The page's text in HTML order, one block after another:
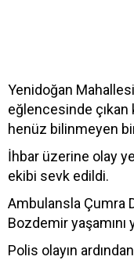
Yenidoğan
eğlencesinde
henüz bilinmeyen
İhbar üzerine olay
ekibi sevk edildi.
Ambulansla Çumra
Bozdemir yaşamını
Polis olayın